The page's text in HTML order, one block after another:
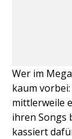
Wer im
kaum
mittlerweile
ihren Songs
kassiert